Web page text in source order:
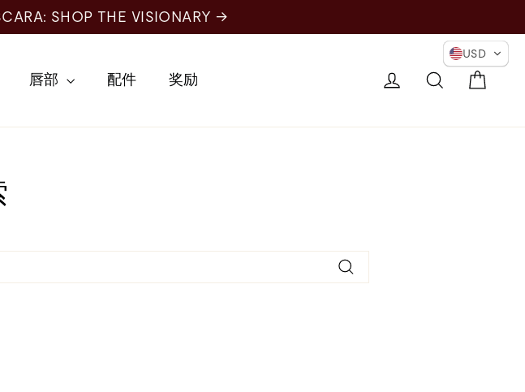
SHOP THE VISIONARY →
唇部 配件 奖励 登录 搜索
搜
USD